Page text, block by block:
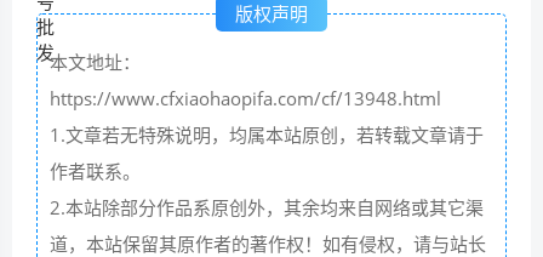
版权声明
本文地址：
https://www.cfxiaohaopifa.com/cf/13948.html
1.文章若无特殊说明，均属本站原创，若转载文章请于
作者联系。
2.本站除部分作品系原创外，其余均来自网络或其它渠
道，本站保留其原作者的著作权！如有侵权，请与站长